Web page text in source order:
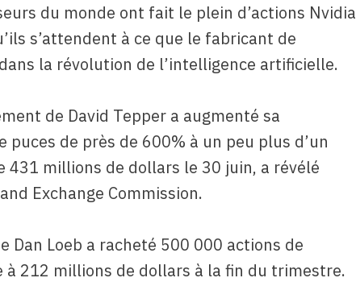
du monde ont fait le plein d’actions Nvidia
s’attendent à ce que le fabricant de
la révolution de l’intelligence artificielle.
de David Tepper a augmenté sa
de près de 600% à un peu plus d’un
431 millions de dollars le 30 juin, a révélé
Exchange Commission.
Dan Loeb a racheté 500 000 actions de
212 millions de dollars à la fin du trimestre.